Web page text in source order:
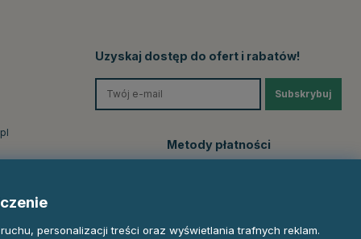
Uzyskaj dostęp do ofert i rabatów!
Subskrybuj
Metody płatności
personalizacji treści oraz wyświetlania trafnych reklam.